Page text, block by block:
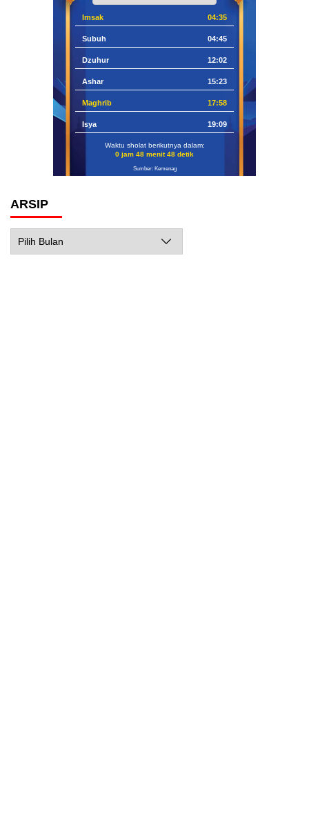
Imsak 04:35
Subuh 04:45
Dzuhur 12:02
Ashar 15:23
Maghrib 17:58
Isya 19:09
Waktu sholat berikutnya dalam:
0 jam 48 menit 47 detik
Sumber: Kemenag
ARSIP